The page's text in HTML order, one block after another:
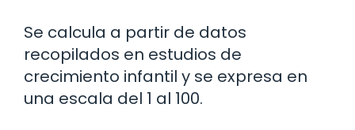
Se calcula a partir de datos
recopilados en estudios de
crecimiento infantil y se expresa en
una escala del 1 al 100.